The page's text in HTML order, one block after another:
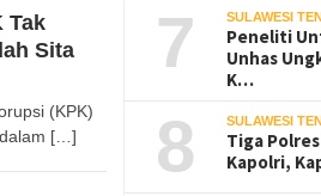
Tak
Sita
(KPK)
[…]
7 SULAWESI
Peneliti
Unhas
K…
8 SULAWESI
Tiga
Kapolri,